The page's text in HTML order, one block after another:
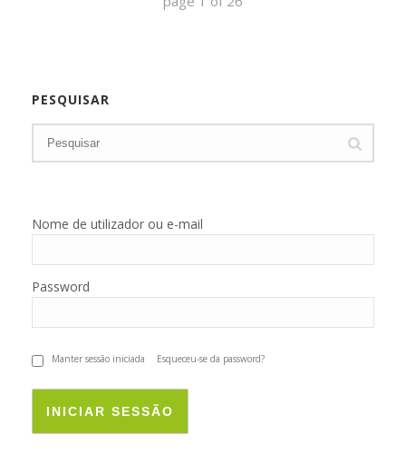
PESQUISAR
Nome de utilizador ou e-mail
Password
Manter sessão iniciada Esqueceu-se da password?
INICIAR SESSÃO